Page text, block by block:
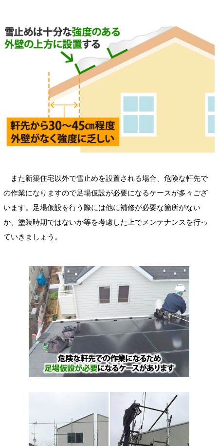
また新築住宅以外で雪止めを設置される場合、危険な軒先で
の作業になりますので足場仮設が必要になるケースが多々ござ
います。足場仮設を行う際には他に補修が必要な箇所がない
か、塗装時期ではないか等を考慮した上でメンテナンスを行っ
ていきましょう。